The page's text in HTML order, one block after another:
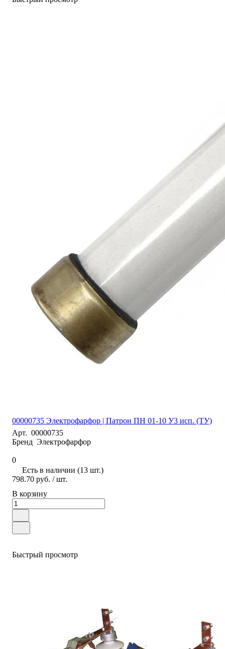
00000735 Электрофарфор | Патрон ПН 01-10 У3 исп. (ТУ)
Арт. 00000735
Бренд Электрофарфор
0
Есть в наличии (13 шт.)
798.70 руб. / шт.
В корзину
Быстрый просмотр